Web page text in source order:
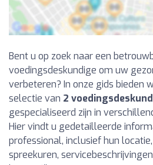
Bent u op zoek naar een
voedingsdeskundige om uw
verbeteren? In onze gids bieden
selectie van 2
gespecialiseerd zijn in
Hier vindt u gedetailleerde
professional, inclusief hun
spreekuren,